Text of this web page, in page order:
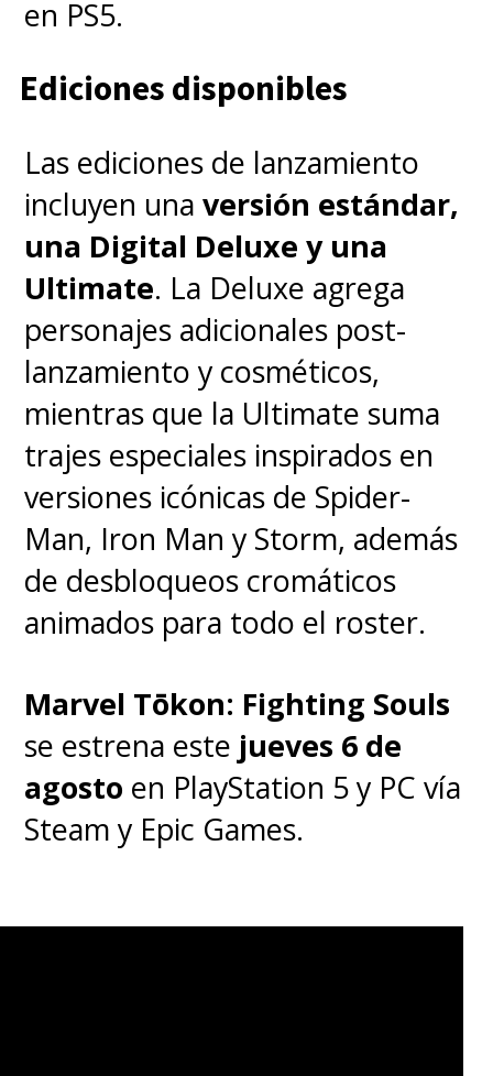
en PS5.
Ediciones disponibles
Las ediciones de lanzamiento
incluyen unaversión estándar,
una Digital Deluxe y una
Ultimate. La Deluxe agrega
personajes adicionales post-
lanzamiento y cosméticos,
mientras que la Ultimate suma
trajes especiales inspirados en
versiones icónicas de Spider-
Man, Iron Man y Storm, además
de desbloqueos cromáticos
animados para todo el roster.
Marvel Tōkon: Fighting Souls
se estrena este jueves 6 de
agosto en PlayStation 5 y PC vía
Steam y Epic Games.